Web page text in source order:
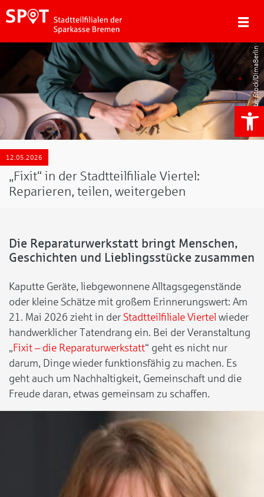
Adobe Stock/DimaBerlin
12.05.2026
„Fixit“ in der Stadtteilfiliale Viertel:
Reparieren, teilen, weitergeben
Die Reparaturwerkstatt bringt Menschen,
Geschichten und Lieblingsstücke zusammen
Kaputte Geräte, liebgewonnene Alltagsgegenstände
oder kleine Schätze mit großem Erinnerungswert: Am
21. Mai 2026 zieht in der Stadtteilfiliale Viertel wieder
handwerklicher Tatendrang ein. Bei der Veranstaltung
„Fixit – die Reparaturwerkstatt“ geht es nicht nur
darum, Dinge wieder funktionsfähig zu machen. Es
geht auch um Nachhaltigkeit, Gemeinschaft und die
Freude daran, etwas gemeinsam zu schaffen.